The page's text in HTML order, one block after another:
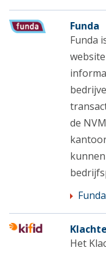
Funda
Funda
de
Funda
Het